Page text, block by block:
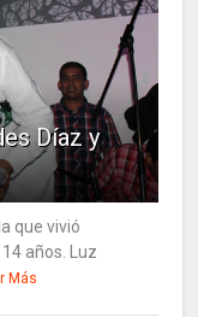
Díaz y
que vivió
años. Luz
Más